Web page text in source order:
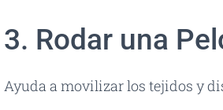
3. Rodar una
Ayuda a movilizar los tejidos y